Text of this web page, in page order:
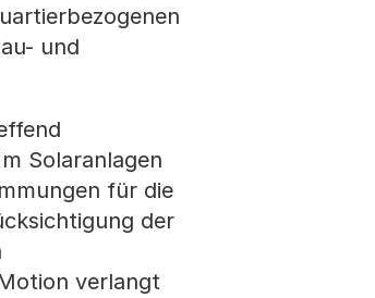
und
Solaranlagen
für die
der
verlangt